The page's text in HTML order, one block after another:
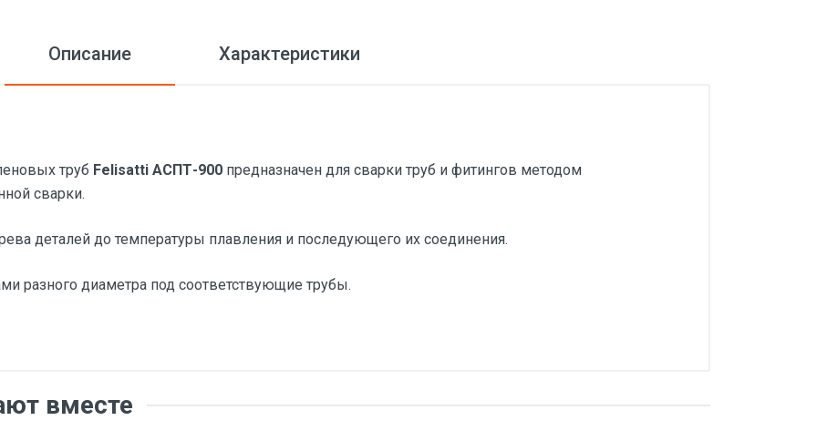
Описание Характеристики
труб Felisatti АСПТ-900 предназначен для сварки труб и фитингов методом
сварки.
деталей до температуры плавления и последующего их соединения.
разного диаметра под соответствующие трубы.
вместе